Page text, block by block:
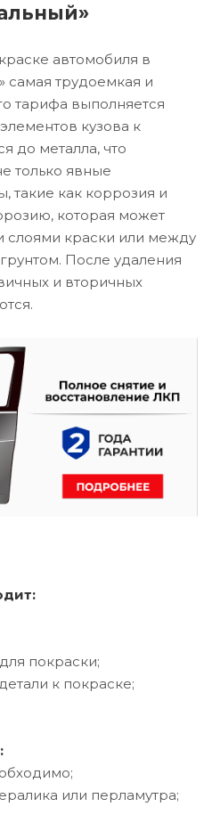
автомобиля в
самая трудоемкая и
тарифа выполняется
кузова к
до металла, что
только явные
такие как коррозия и
которая может
слоями краски или между
После удаления
и вторичных
покраски;
к покраске;
или перламутра;